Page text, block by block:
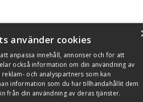
använder cookies
anpassa innehåll, annonser och för att
också information om din användning av
och analyspartners som kan
information som du har tillhandahållit dem
från din användning av deras tjänster.